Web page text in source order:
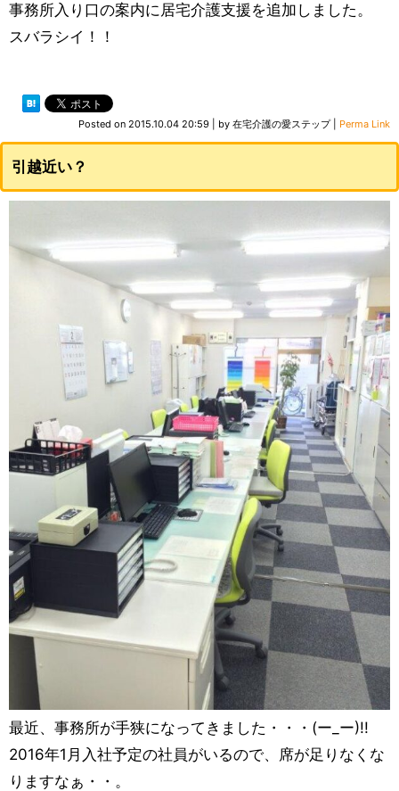
事務所入り口の案内に居宅介護支援を追加しました。
スバラシイ！！
Posted on 2015.10.04 20:59 by 在宅介護の愛ステップ| Perma Link
引越近い？
最近、事務所が手狭になってきました・・・(ー_ー)!!
2016年1月入社予定の社員がいるので、席が足りなくな
りますなぁ・・。